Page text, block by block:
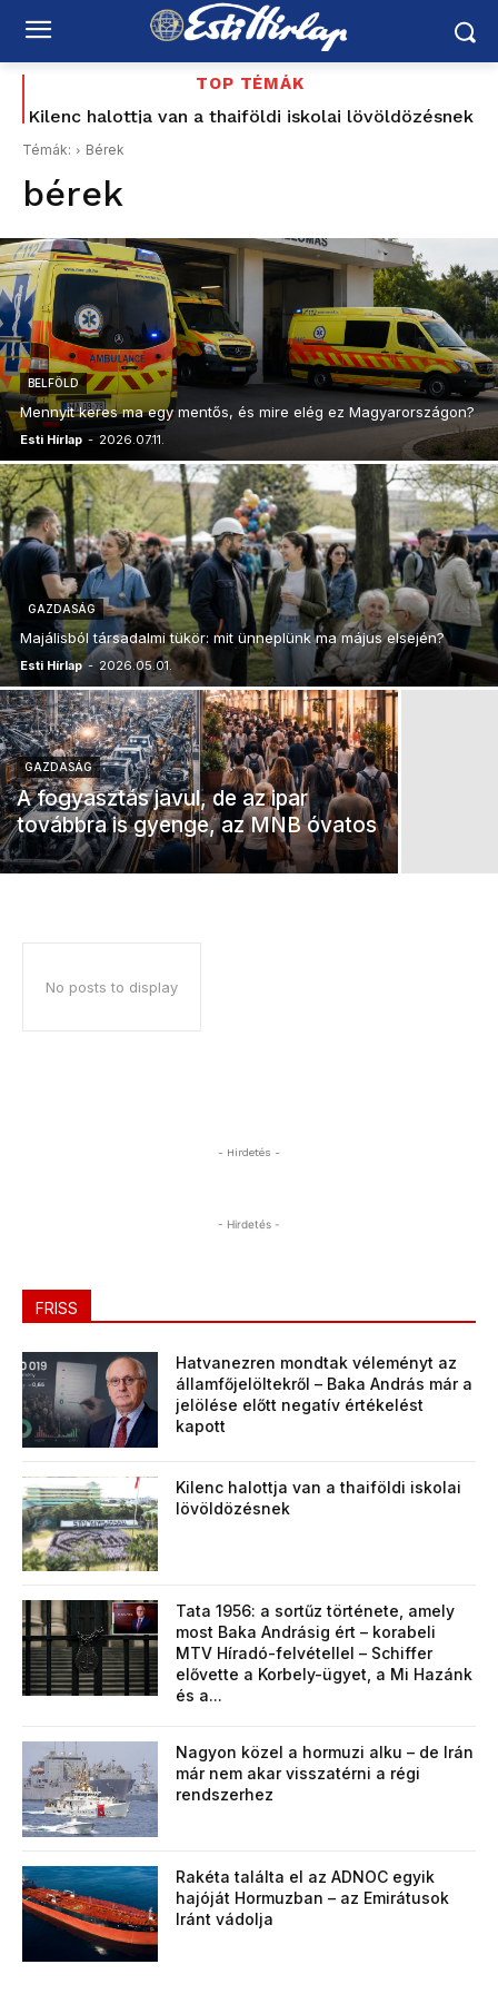
TOP TÉMÁK
Kilenc halottja van a thaiföldi iskolai lövöldözésnek
Tata 1956: a sortűz története, amely most Baka
Andrásig ért – korabeli MTV Híradó-felvétellel –
Témák: Bérek
bérek
BELFÖLD
Mennyit keres ma egy mentős, és mire elég ez Magyarországon?
Esti Hírlap - 2026.07.11.
GAZDASÁG
Majálisból társadalmi tükör: mit ünneplünk ma május elsején?
Esti Hírlap - 2026.05.01.
GAZDASÁG
A fogyasztás javul, de az ipar
továbbra is gyenge, az MNB óvatos
No posts to display
- Hirdetés -
- Hirdetés -
FRISS
Hatvanezren mondtak véleményt az
államfőjelöltekről – Baka András már a
jelölése előtt negatív értékelést
kapott
Kilenc halottja van a thaiföldi iskolai
lövöldözésnek
Tata 1956: a sortűz története, amely
most Baka Andrásig ért – korabeli
MTV Híradó-felvétellel – Schiffer
elővette a Korbely-ügyet, a Mi Hazánk
és a...
Nagyon közel a hormuzi alku – de Irán
már nem akar visszatérni a régi
rendszerhez
Rakéta találta el az ADNOC egyik
hajóját Hormuzban – az Emirátusok
Iránt vádolja